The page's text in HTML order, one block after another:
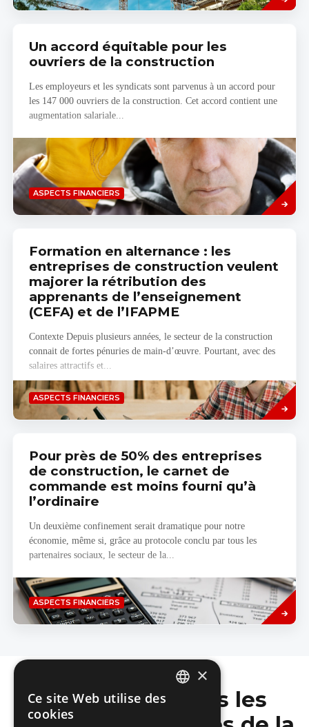
Un accord équitable pour les
ouvriers de la construction
Les employeurs et les syndicats sont parvenus à un accord pour
les 147 000 ouvriers de la construction. Cet accord contient une
augmentation salariale...
ASPECTS FINANCIERS
Savoir
plus
Formation en alternance : les
entreprises de construction veulent
majorer la rétribution des
apprenants de l’enseignement
(CEFA) et de l’IFAPME
Contexte Depuis plusieurs années, le secteur de la construction
connait de fortes pénuries de main-d’œuvre. Pourtant, avec des
salaires attractifs et...
ASPECTS FINANCIERS
Savoir
plus
Pour près de 50% des entreprises
de construction, le carnet de
commande est moins fourni qu’à
l’ordinaire
Un deuxième confinement serait dramatique pour notre
économie, même si, grâce au protocole conclu par tous les
partenaires sociaux, le secteur de la...
ASPECTS FINANCIERS
Savoir
plus
Ne manquez pas les
×
Ce site Web utilise des
cookies